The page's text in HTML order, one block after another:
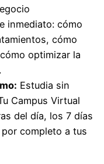
inmediato: cómo
cómo
optimizar la
Estudia sin
Campus Virtual
del día, los 7 días
completo a tus